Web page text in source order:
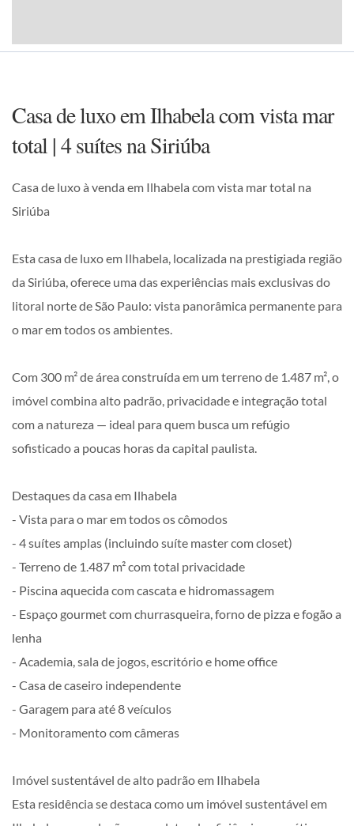
Casa de luxo em Ilhabela com vista mar
total | 4 suítes na Siriúba
Casa de luxo à venda em Ilhabela com vista mar total na
Siriúba
Esta casa de luxo em Ilhabela, localizada na prestigiada região
da Siriúba, oferece uma das experiências mais exclusivas do
litoral norte de São Paulo: vista panorâmica permanente para
o mar em todos os ambientes.
Com 300 m² de área construída em um terreno de 1.487 m², o
imóvel combina alto padrão, privacidade e integração total
com a natureza — ideal para quem busca um refúgio
sofisticado a poucas horas da capital paulista.
Destaques da casa em Ilhabela
- Vista para o mar em todos os cômodos
- 4 suítes amplas (incluindo suíte master com closet)
- Terreno de 1.487 m² com total privacidade
- Piscina aquecida com cascata e hidromassagem
- Espaço gourmet com churrasqueira, forno de pizza e fogão a
lenha
- Academia, sala de jogos, escritório e home office
- Casa de caseiro independente
- Garagem para até 8 veículos
- Monitoramento com câmeras
Imóvel sustentável de alto padrão em Ilhabela
Esta residência se destaca como um imóvel sustentável em